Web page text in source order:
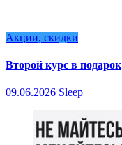
Акции, скидки
Второй курс в подарок
09.06.2026 Sleep